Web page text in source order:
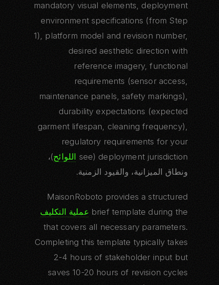
mandatory visual elements, deployment
environment specifications (from Step
1), platform model and revision number,
desired aesthetic direction with
reference imagery, functional
requirements (sensor access,
maintenance panels, safety markings),
durability expectations (expected
garment lifespan, cleaning frequency),
regulatory requirements for your
deployment jurisdiction (see
اللوائح)،
ونطاق الميزانية، والقيود الزمنية.
MaisonRoboto provides a structured
brief template during the عملية التكليف
that covers all necessary parameters.
Completing this template typically takes
2-4 hours of stakeholder input but
saves 10-20 hours of revision cycles